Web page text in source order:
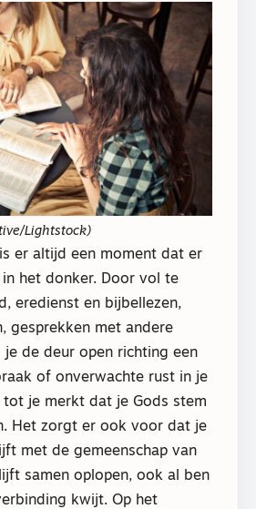
Lightstock)
er altijd een moment dat er
het donker. Door vol te
eredienst en bijbellezen,
gesprekken met andere
je de deur open richting een
of onverwachte rust in je
tot je merkt dat je Gods stem
Het zorgt er ook voor dat je
met de gemeenschap van
samen oplopen, ook al ben
kwijt. Op het